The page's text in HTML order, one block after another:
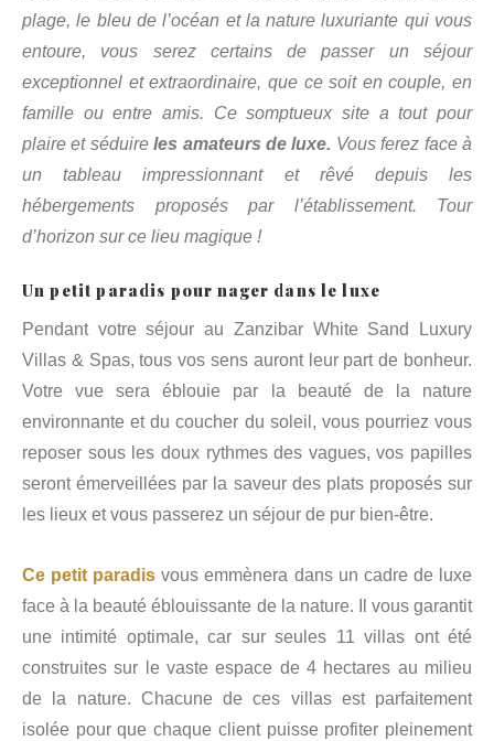
plage, le bleu de l’océan et la nature luxuriante qui vous
entoure, vous serez certains de passer un séjour
exceptionnel et extraordinaire, que ce soit en couple, en
famille ou entre amis. Ce somptueux site a tout pour
plaire et séduireles amateurs de luxe. Vous ferez face à
un tableau impressionnant et rêvé depuis les
hébergements proposés par l’établissement. Tour
d’horizon sur ce lieu magique !
Un petit paradis pour nager dans le luxe
Pendant votre séjour au Zanzibar White Sand Luxury
Villas & Spas, tous vos sens auront leur part de bonheur.
Votre vue sera éblouie par la beauté de la nature
environnante et du coucher du soleil, vous pourriez vous
reposer sous les doux rythmes des vagues, vos papilles
seront émerveillées par la saveur des plats proposés sur
les lieux et vous passerez un séjour de pur bien-être.
Ce petit paradis vous emmènera dans un cadre de luxe
face à la beauté éblouissante de la nature. Il vous garantit
une intimité optimale, car sur seules 11 villas ont été
construites sur le vaste espace de 4 hectares au milieu
de la nature. Chacune de ces villas est parfaitement
isolée pour que chaque client puisse profiter pleinement